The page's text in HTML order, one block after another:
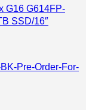
G16 G614FP-
SSD/16″